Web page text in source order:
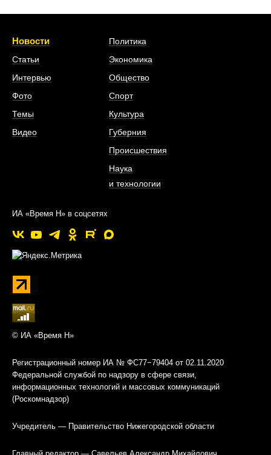
Новости
Статьи
Интервью
Фото
Темы
Видео
Политика
Экономика
Общество
Спорт
Культура
Губерния
Происшествия
Наука
и технологии
ИА «Время Н» в соцсетях
© ИА «Время Н»
Регистрационный номер ИА № ФС77−79404 от 02.11.2020
Федеральной службой по надзору в сфере связи,
информационных технологий и массовых коммуникаций
(Роскомнадзор)
Учредитель — Правительство Нижегородской области